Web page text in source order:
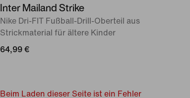
Inter Mailand Strike
Nike Dri-FIT Fußball-Drill-Oberteil aus
Strickmaterial für ältere Kinder
64,99 €
Beim Laden dieser Seite ist ein Fehler